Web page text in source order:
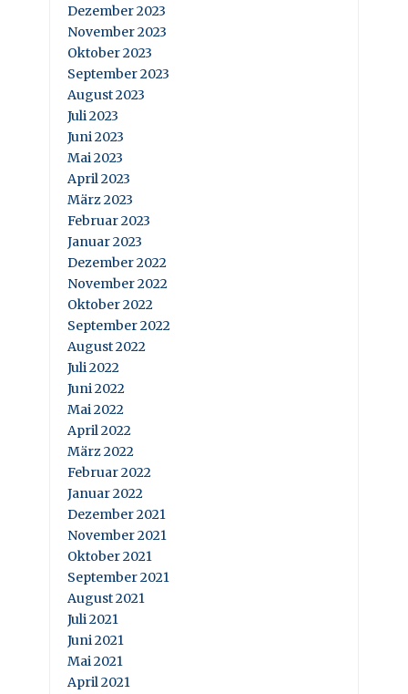
Dezember 2023
November 2023
Oktober 2023
September 2023
August 2023
Juli 2023
Juni 2023
Mai 2023
April 2023
März 2023
Februar 2023
Januar 2023
Dezember 2022
November 2022
Oktober 2022
September 2022
August 2022
Juli 2022
Juni 2022
Mai 2022
April 2022
März 2022
Februar 2022
Januar 2022
Dezember 2021
November 2021
Oktober 2021
September 2021
August 2021
Juli 2021
Juni 2021
Mai 2021
April 2021